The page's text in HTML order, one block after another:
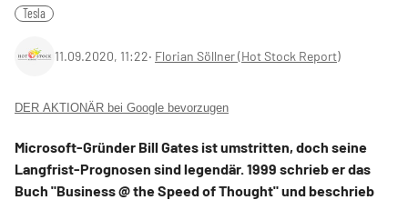
Tesla
11.09.2020, 11:22‧ Florian Söllner (Hot Stock Report)
DER AKTIONÄR bei Google bevorzugen
Microsoft-Gründer Bill Gates ist umstritten, doch seine
Langfrist-Prognosen sind legendär. 1999 schrieb er das
Buch "Business @ the Speed of Thought" und beschrieb